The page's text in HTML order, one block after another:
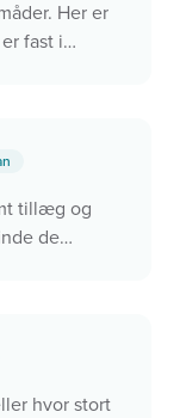
Her er
fast i
tillæg og
de
hvor stort